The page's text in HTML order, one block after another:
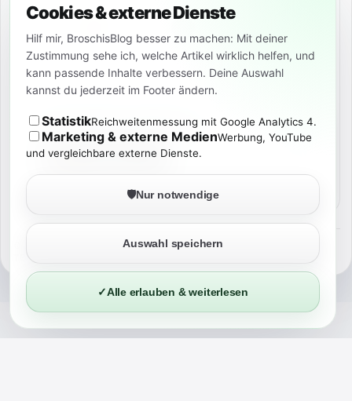
BROSCHISBLOG FÜR ANDROID
News, Deals & Preisalarme
BROSCHISBLOG
TECH. KI. NERD-STUFF. ECHT ERLEBT.
Cookies & externe Dienste
Hilf mir, BroschisBlog besser zu machen: Mit deiner
Zustimmung sehe ich, welche Artikel wirklich helfen, und
kann passende Inhalte verbessern. Deine Auswahl
kannst du jederzeit im Footer ändern.
StatistikReichweitenmessung mit Google Analytics 4.
Marketing & externe MedienWerbung, YouTube
und vergleichbare externe Dienste.
🛡️Nur notwendige
Auswahl speichern
✓Alle erlauben & weiterlesen